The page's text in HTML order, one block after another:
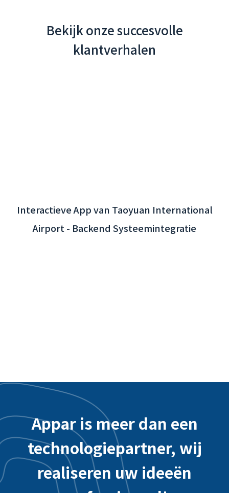
Bekijk onze succesvolle
klantverhalen
Appar is meer dan een
technologiepartner, wij
realiseren uw ideeën